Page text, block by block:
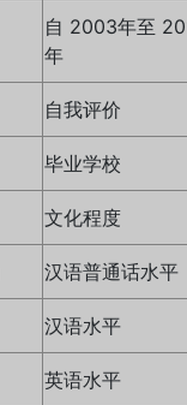
自 2003年至
年
自我评价
毕业学校
文化程度
汉语普通话水平
汉语水平
英语水平